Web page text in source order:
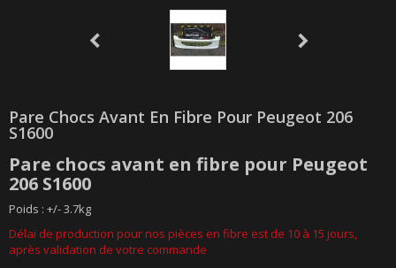
Pare Chocs Avant En Fibre Pour Peugeot 206
S1600
Pare chocs avant en fibre pour Peugeot
206 S1600
Poids : +/- 3.7kg
Délai de production pour nos pièces en fibre est de 10 à 15 jours,
après validation de votre commande